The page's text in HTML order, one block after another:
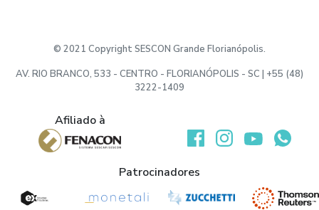
© 2021 Copyright SESCON Grande Florianópolis.
AV. RIO BRANCO, 533 - CENTRO - FLORIANÓPOLIS - SC | +55 (48)
3222-1409
Afiliado à
Desenvolvido por:
Patrocinadores